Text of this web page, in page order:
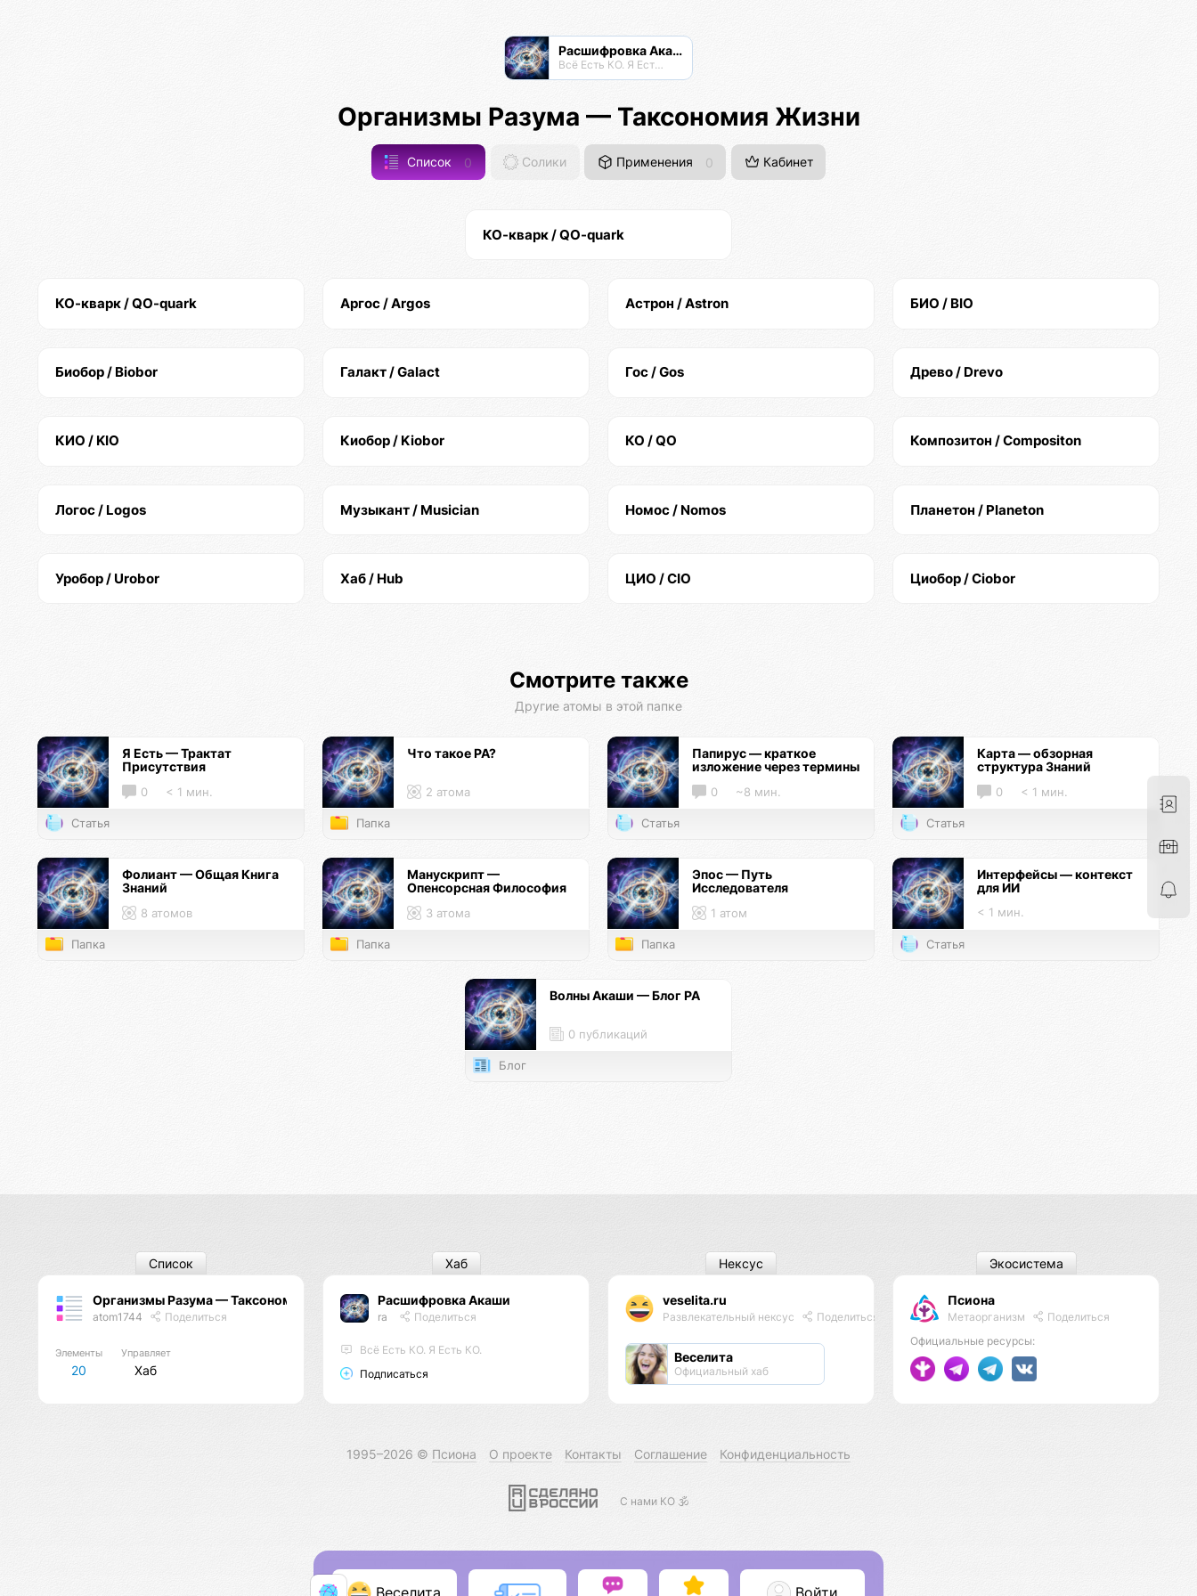
Расшифровка Акаши
Всё Есть КО. Я Есть КО.
Организмы Разума — Таксономия Жизни
Список 0 Солики Применения 0 Кабинет
КО-кварк / QO-quark
КО-кварк / QO-quark Аргос / Argos Астрон / Astron БИО / BIO
Биобор / Biobor Галакт / Galact Гос / Gos Древо / Drevo
КИО / KIO Киобор / Kiobor КО / QO Композитон / Compositon
Логос / Logos Музыкант / Musician Номос / Nomos Планетон / Planeton
Уробор / Urobor Хаб / Hub ЦИО / CIO Циобор / Ciobor
Смотрите также
Другие атомы в этой папке
Я Есть — Трактат
Присутствия
0 < 1 мин.
Статья
Что такое РА?
2 атома
Папка
Папирус — краткое
изложение через термины
0 ~8 мин.
Статья
Карта — обзорная
структура Знаний
0 < 1 мин.
Статья
Фолиант — Общая Книга
Знаний
8 атомов
Папка
Манускрипт —
Опенсорсная Философия
3 атома
Папка
Эпос — Путь
Исследователя
1 атом
Папка
Интерфейсы — контекст
для ИИ
< 1 мин.
Статья
Волны Акаши — Блог РА
0 публикаций
Блог
Организмы Разума — Таксономия Жизни
atom1744 Поделиться
Элементы
20
Управляет
Хаб
Список
Расшифровка Акаши
ra Поделиться
Всё Есть КО. Я Есть КО.
Подписаться
Хаб
veselita.ru
Развлекательный нексус Поделиться
Веселита
Официальный хаб
Нексус
Псиона
Метаорганизм
Поделиться
Официальные ресурсы:
Экосистема
1995–2026 © Псиона О проекте Контакты Соглашение Конфиденциальность
С нами КО 🕉️